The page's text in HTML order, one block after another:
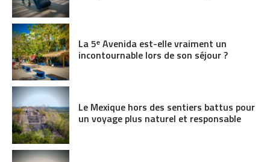
La 5ᵉ Avenida est-elle vraiment un
incontournable lors de son séjour ?
Le Mexique hors des sentiers battus pour
un voyage plus naturel et responsable